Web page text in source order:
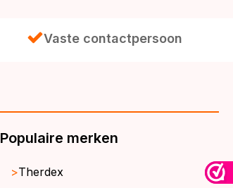
Vaste contactpersoon
Populaire merken
Therdex